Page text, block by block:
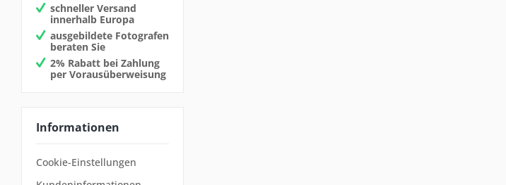
schneller Versand
innerhalb Europa
ausgebildete Fotografen
beraten Sie
2% Rabatt bei Zahlung
per Vorausüberweisung
Informationen
Cookie-Einstellungen